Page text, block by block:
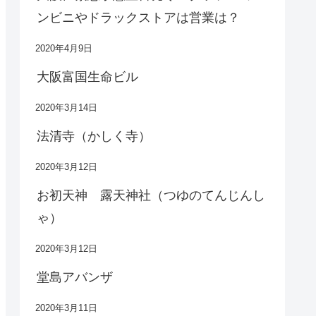
ンビニやドラックストアは営業は？
2020年4月9日
大阪富国生命ビル
2020年3月14日
法清寺（かしく寺）
2020年3月12日
お初天神 露天神社（つゆのてんじんし
ゃ）
2020年3月12日
堂島アバンザ
2020年3月11日